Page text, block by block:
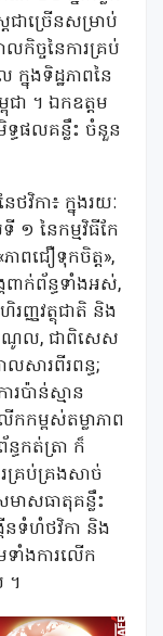
ជាច្រើនសម្រាប់
កិច្ចនៃការគ្រប់
នុងទិដ្ឋភាពនៃ
ជា ។ ឯកឧត្តម
ធផលគន្លឹះ ចំនួន
វិកា៖ ក្នុងរយៈ
១ នៃកម្មវិធីកែ
ាពជឿទុកចិត្ត»,
ពាក់ព័ន្ធទាំងអស់,
រញ្ញវត្ថុជាតិ និង
ចំណូល, ជាពិសេស
លសារពីរពន្ធ;
ប៉ាន់ស្មាន
កកម្ពស់តម្លាភាព
ន្ធកត់ត្រា ក៏
គ្រប់គ្រងសាច់
ាសធាតុគន្លឹះ
នទំហំថវិកា និង
ទាំងការលើក
។